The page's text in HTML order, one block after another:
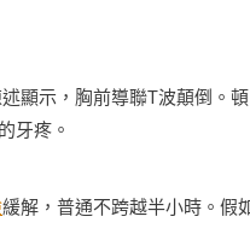
顯示，胸前導聯T波顛倒。
牙疼。
緩解，普通不跨越半小時。假